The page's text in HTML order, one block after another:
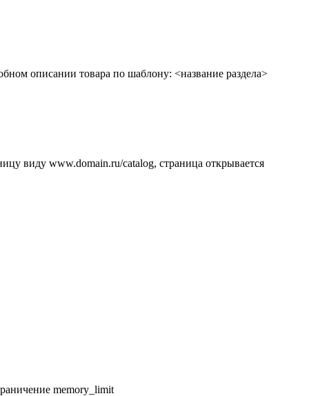
описании товара по шаблону: <название раздела>
виду www.domain.ru/catalog, страница открывается
memory_limit